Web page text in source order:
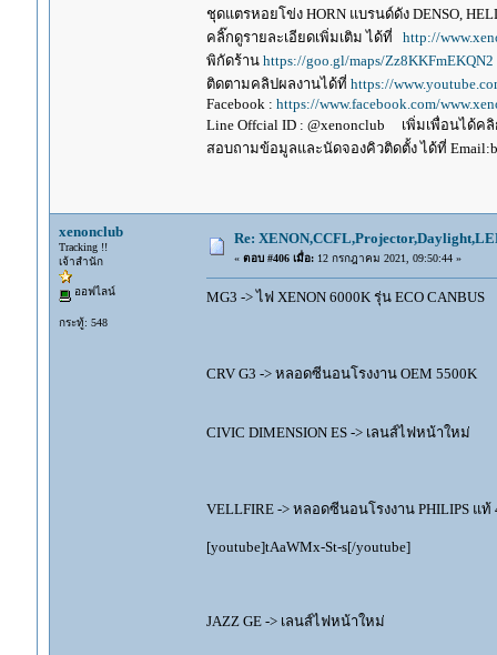
ชุดแตรหอยโข่ง HORN แบรนด์ดัง DENSO,
คลิ๊กดูรายละเอียดเพิ่มเติม ได้ที่ http://
พิกัดร้าน https://goo.gl/maps/Zz8KKFmEKQN2
ติดตามคลิปผลงานได้ที่ https://
Facebook : https://www.facebook.com/
Line Offcial ID : @xenonclub เพิ่มเพื่อนได้ค
สอบถามข้อมูลและนัดจองคิวติดตั้ง ได้ที่
xenonclub
Tracking !!
เจ้าสำนัก
ออฟไลน์
กระทู้: 548
Re:
« ตอบ #406 เมื่อ:12 กรกฎาคม 2021, 09:50:44 »
MG3 -> ไฟ XENON 6000K รุ่น ECO CANBUS
CRV G3 -> หลอดซีนอนโรงงาน OEM 5500K
CIVIC DIMENSION ES -> เลนส์ไฟหน้าใหม่
VELLFIRE -> หลอดซีนอนโรงงาน PHILIPS แ
[youtube]tAaWMx-St-s[/youtube]
JAZZ GE -> เลนส์ไฟหน้าใหม่